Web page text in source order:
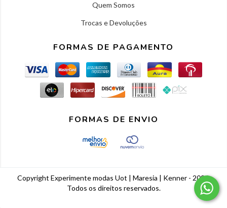
Quem Somos
Trocas e Devoluções
FORMAS DE PAGAMENTO
FORMAS DE ENVIO
Copyright Experimente modas Uot | Maresia | Kenner - 2026.
Todos os direitos reservados.